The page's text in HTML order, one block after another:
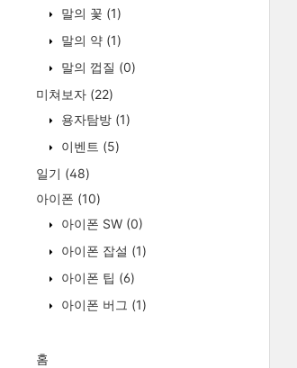
말의 꽃 (1)
말의 약 (1)
말의 껍질 (0)
미쳐보자 (22)
용자탐방 (1)
이벤트 (5)
일기 (48)
아이폰 (10)
아이폰 SW (0)
아이폰 잡설 (1)
아이폰 팁 (6)
아이폰 버그 (1)
홈